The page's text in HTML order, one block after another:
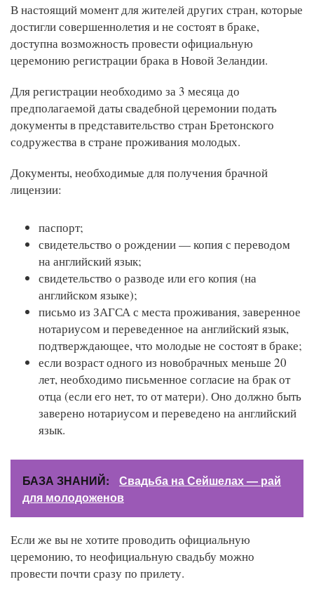
В настоящий момент для жителей других стран, которые
достигли совершеннолетия и не состоят в браке,
доступна возможность провести официальную
церемонию регистрации брака в Новой Зеландии.
Для регистрации необходимо за 3 месяца до
предполагаемой даты свадебной церемонии подать
документы в представительство стран Бретонского
содружества в стране проживания молодых.
Документы, необходимые для получения брачной
лицензии:
паспорт;
свидетельство о рождении — копия с переводом
на английский язык;
свидетельство о разводе или его копия (на
английском языке);
письмо из ЗАГСА с места проживания, заверенное
нотариусом и переведенное на английский язык,
подтверждающее, что молодые не состоят в браке;
если возраст одного из новобрачных меньше 20
лет, необходимо письменное согласие на брак от
отца (если его нет, то от матери). Оно должно быть
заверено нотариусом и переведено на английский
язык.
БАЗА ЗНАНИЙ:
Свадьба на Сейшелах — рай
для молодоженов
Если же вы не хотите проводить официальную
церемонию, то неофициальную свадьбу можно
провести почти сразу по прилету.